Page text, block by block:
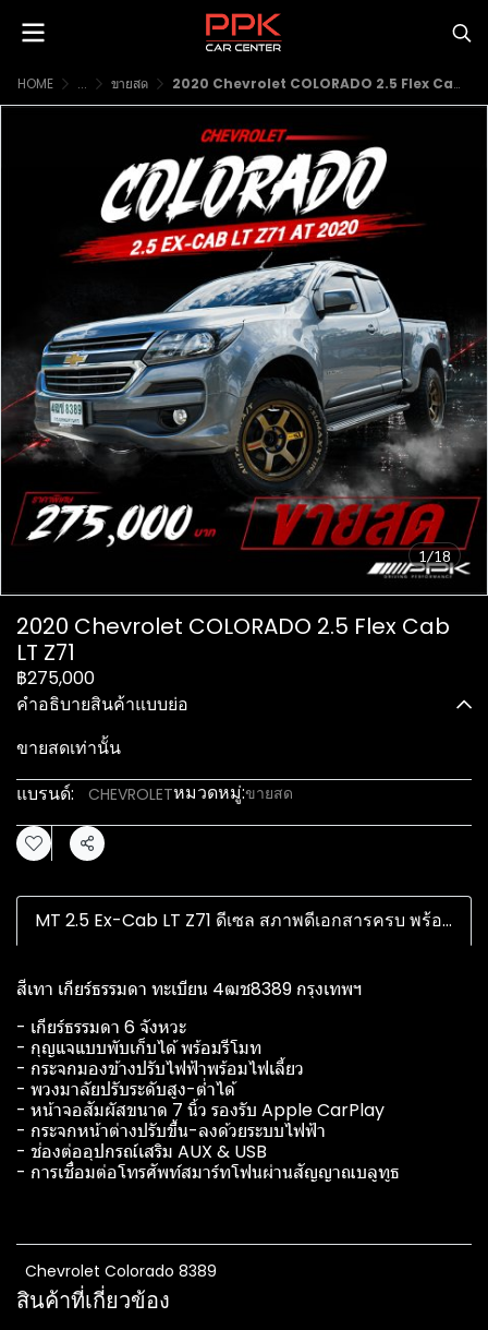
HOME ... ขายสด 2020 Chevrolet COLORADO 2.5 Flex Cab LT Z71
1/18
2020 Chevrolet COLORADO 2.5 Flex Cab
LT Z71
฿275,000
คำอธิบายสินค้าแบบย่อ
ขายสดเท่านั้น
แบรนด์:
CHEVROLETหมวดหมู่:ขายสด
แชร์
MT 2.5 Ex-Cab LT Z71 ดีเซล สภาพดีเอกสารครบ พร้อมใช้งานทันที
สีเทา เกียร์ธรรมดา ทะเบียน 4ฒช8389 กรุงเทพฯ
- เกียร์ธรรมดา 6 จังหวะ
- กุญแจแบบพับเก็บได้ พร้อมรีโมท
- กระจกมองข้างปรับไฟฟ้าพร้อมไฟเลี้ยว
- พวงมาลัยปรับระดับสูง-ต่ำได้
- หน้าจอสัมผัสขนาด 7 นิ้ว รองรับ Apple CarPlay
- กระจกหน้าต่างปรับขึ้น-ลงด้วยระบบไฟฟ้า
- ช่องต่ออุปกรณ์เสริม AUX & USB
- การเชื่อมต่อโทรศัพท์สมาร์ทโฟนผ่านสัญญาณบลูทูธ
Chevrolet Colorado 8389
สินค้าที่เกี่ยวข้อง